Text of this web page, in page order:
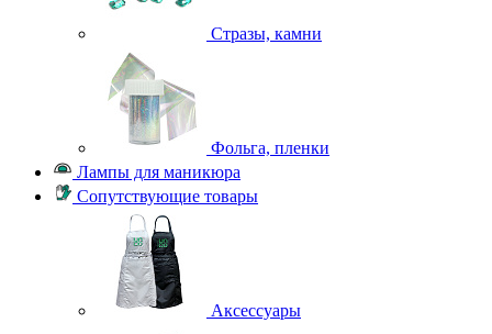
Стразы, камни
Фольга, пленки
Лампы для маникюра
Сопутствующие товары
Аксессуары